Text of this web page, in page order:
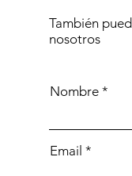
También
nosotros
Nombre
Email